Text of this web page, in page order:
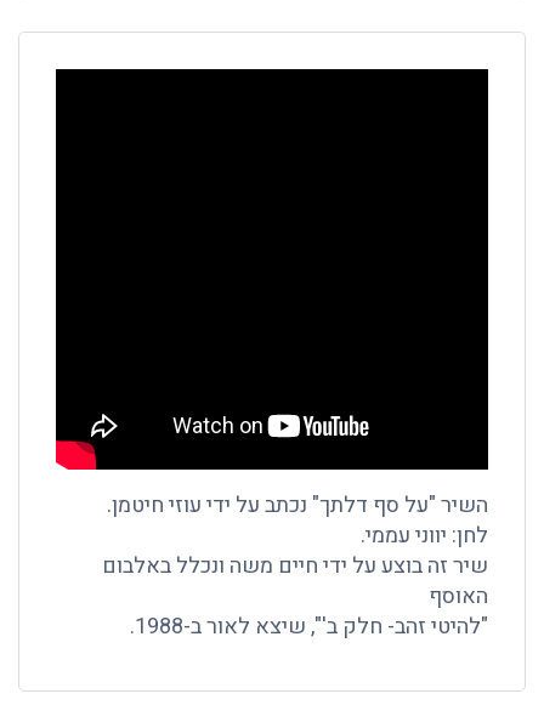
השיר "על סף דלתך" נכתב על ידי עוזי חיטמן.
לחן: יווני עממי.
שיר זה בוצע על ידי חיים משה ונכלל באלבום
האוסף
"להיטי זהב- חלק ב'", שיצא לאור ב-1988.